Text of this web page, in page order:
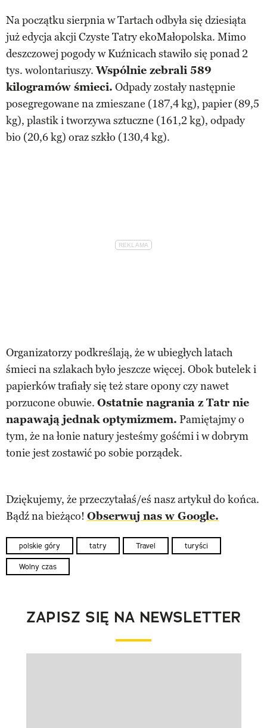
Na początku sierpnia w Tartach odbyła się dziesiąta
już edycja akcji Czyste Tatry ekoMałopolska. Mimo
deszczowej pogody w Kuźnicach stawiło się ponad 2
tys. wolontariuszy.Wspólnie zebrali 589
kilogramów śmieci. Odpady zostały następnie
posegregowane na zmieszane (187,4 kg), papier (89,5
kg), plastik i tworzywa sztuczne (161,2 kg), odpady
bio (20,6 kg) oraz szkło (130,4 kg).
Organizatorzy podkreślają, że w ubiegłych latach
śmieci na szlakach było jeszcze więcej. Obok butelek i
papierków trafiały się też stare opony czy nawet
porzucone obuwie. Ostatnie nagrania z Tatr nie
napawają jednak optymizmem. Pamiętajmy o
tym, że na łonie natury jesteśmy gośćmi i w dobrym
tonie jest zostawić po sobie porządek.
Dziękujemy, że przeczytałaś/eś nasz artykuł do końca.
Bądź na bieżąco! Obserwuj nas w Google.
polskie góry tatry Travel turyści
Wolny czas
ZAPISZ SIĘ NA NEWSLETTER